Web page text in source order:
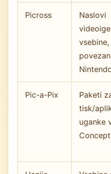
Picross
Naslovi
vsebine,
Pic-a-Pix
Paketi
tisk/
uganke